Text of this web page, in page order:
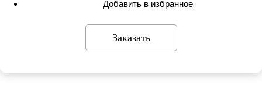
Добавить в избранное
Заказать